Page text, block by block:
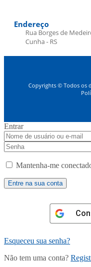
Endereço
Rua Borges de
Cunha - RS
Copyrights © Todos os
Entrar
Mantenha-me
Esqueceu sua senha?
Não tem uma conta?